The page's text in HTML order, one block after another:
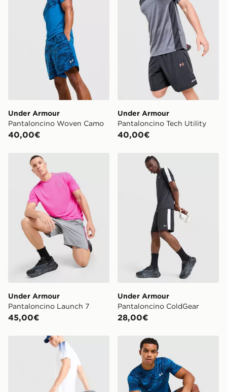
Under Armour
Pantaloncino Woven Camo
40,00€
Under Armour
Pantaloncino Tech Utility
40,00€
Under Armour Pantaloncino Launch 7
Under Armour
Pantaloncino Launch 7
45,00€
Under Armour
Under Armour
Pantaloncino ColdGear
28,00€
Under Armour Pantaloncino Tech FadeUnder Armour Maglia